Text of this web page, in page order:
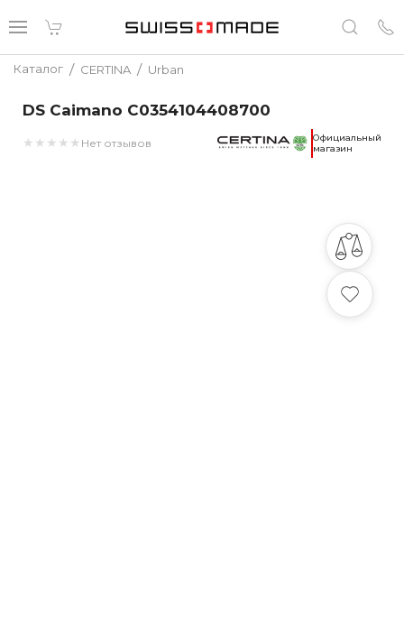
Каталог / CERTINA / Urban
DS Caimano C0354104408700
★ ★ ★ ★ ★ Нет отзывов
Официальный
магазин